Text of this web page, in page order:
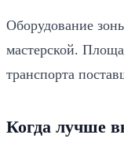
Оборудование
мастерской.
транспорта
Когда лучше